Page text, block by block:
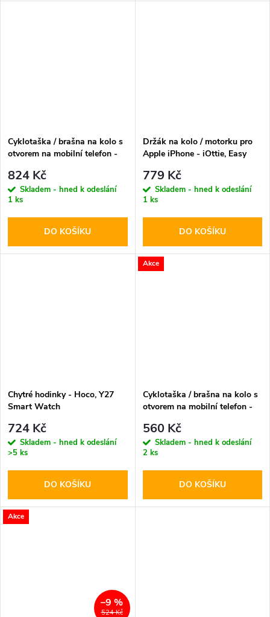
Cyklotaška / brašna na kolo s
otvorem na mobilní telefon -
824 Kč
Skladem - hned k odeslání
1 ks
DO KOŠÍKU
Držák na kolo / motorku pro
Apple iPhone - iOttie, Easy
779 Kč
Skladem - hned k odeslání
1 ks
DO KOŠÍKU
Chytré hodinky - Hoco, Y27
Smart Watch
724 Kč
Skladem - hned k odeslání
>5 ks
DO KOŠÍKU
Akce
Cyklotaška / brašna na kolo s
otvorem na mobilní telefon -
560 Kč
Skladem - hned k odeslání
2 ks
DO KOŠÍKU
Akce
524 Kč
–9 %